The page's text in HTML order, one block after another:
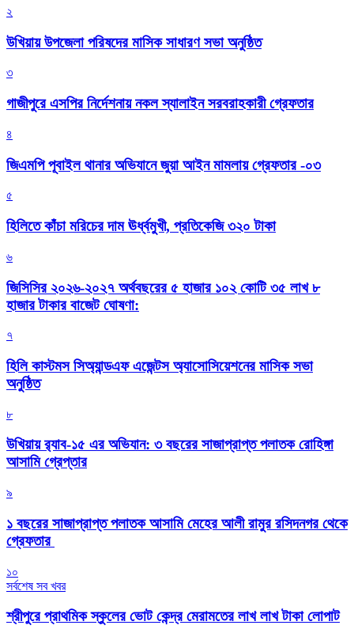
২
উখিয়ায় উপজেলা পরিষদের মাসিক সাধারণ সভা অনুষ্ঠিত
৩
গাজীপুরে এসপির নির্দেশনায় নকল স্যালাইন সরবরাহকারী গ্রেফতার
৪
জিএমপি পূবাইল থানার অভিযানে জুয়া আইন মামলায় গ্রেফতার -০৩
৫
হিলিতে কাঁচা মরিচের দাম ঊর্ধ্বমুখী, প্রতিকেজি ৩২০ টাকা
৬
জিসিসির ২০২৬-২০২৭ অর্থবছরের ৫ হাজার ১০২ কোটি ৩৫ লাখ ৮
হাজার টাকার বাজেট ঘোষণা:
৭
হিলি কাস্টমস সিঅ্যান্ডএফ এজেন্টস অ্যাসোসিয়েশনের মাসিক সভা
অনুষ্ঠিত
৮
উখিয়ায় র‍্যাব-১৫ এর অভিযান: ৩ বছরের সাজাপ্রাপ্ত পলাতক রোহিঙ্গা
আসামি গ্রেপ্তার
৯
১ বছরের সাজাপ্রাপ্ত পলাতক আসামি মেহের আলী রামুর রসিদনগর থেকে
গ্রেফতার ‎
১০
সর্বশেষ সব খবর
শ্রীপুরে প্রাথমিক স্কুলের ভোট কেন্দ্র মেরামতের লাখ লাখ টাকা লোপাট